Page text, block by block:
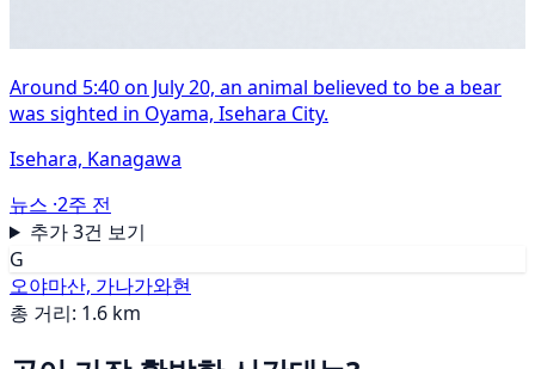
Around 5:40 on July 20, an animal believed to be a bear
was sighted in Oyama, Isehara City.
Isehara, Kanagawa
뉴스 ·2주 전
추가 3건 보기
G
오야마산, 가나가와현
총 거리: 1.6 km